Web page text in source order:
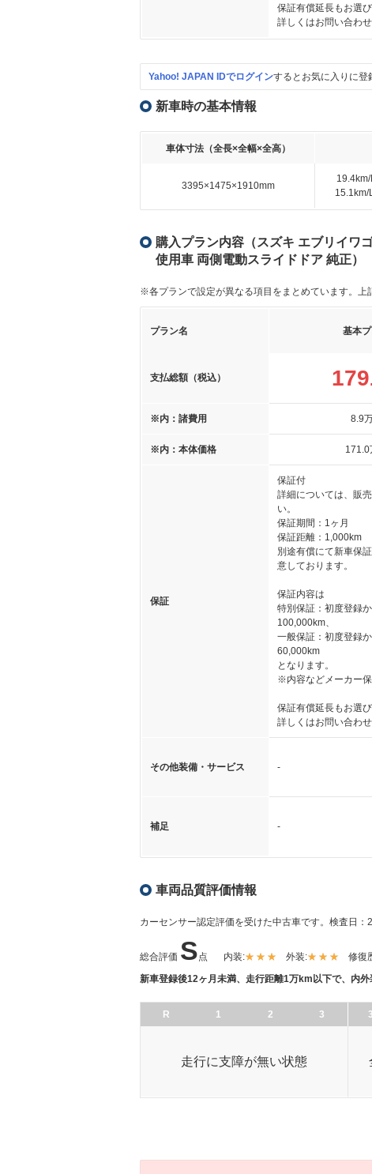
保証有償延長もお選び
詳しくはお問い合わせ
Yahoo! JAPAN IDでログインするとお気に入りに登
新車時の基本情報
車体寸法（全長×全幅×全高）
3395×1475×1910mm
19.4km/
15.1km/
購入プラン内容（スズキ エブリイワ
使用車 両側電動スライドドア 純正）
※各プランで設定が異なる項目をまとめています。上
プラン名 基本
支払総額（税込） 179
※内：諸費用 8.9
※内：本体価格 171.0
保証
保証付
詳細については、販
い。
保証期間：1ヶ月
保証距離：1,000km
別途有償にて新車保
意しております。
保証内容は
特別保証：初度登録
100,000km、
一般保証：初度登録
60,000km
となります。
※内容などメーカー保
保証有償延長もお選び
詳しくはお問い合わせ
その他装備・サービス -
補足 -
車両品質評価情報
カーセンサー認定評価を受けた中古車です。 検査日：
総合評価 S点 内装: 外装: 修復
新車登録後12ヶ月未満、走行距離1万km以下で、内外
R 1 2 3
走行に支障が無い状態